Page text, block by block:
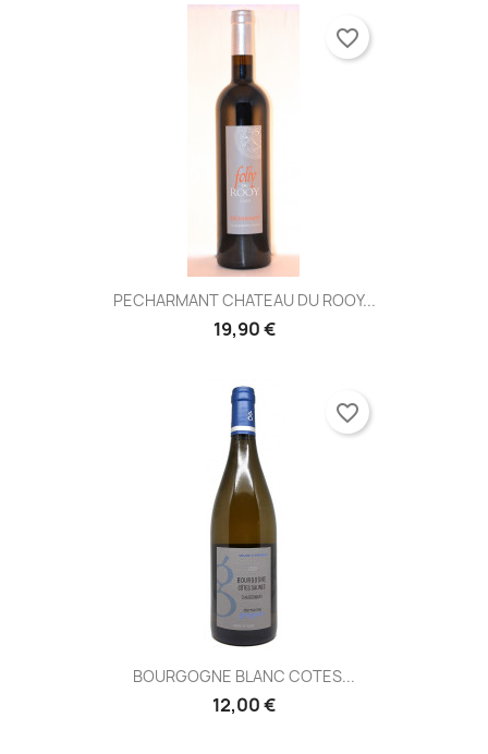
PECHARMANT CHATEAU DU ROOY...
19,90 €
favorite_border
BOURGOGNE BLANC COTES...
12,00 €
favorite_border